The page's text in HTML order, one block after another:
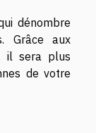
dénombre
Grâce aux
il sera plus
de votre